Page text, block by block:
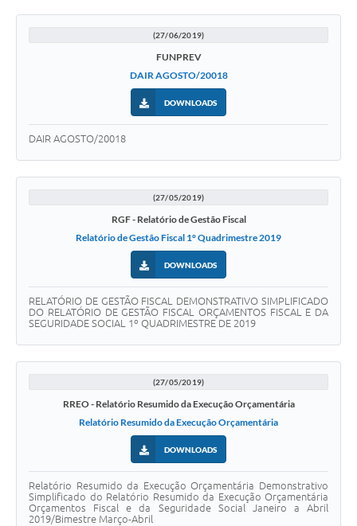
(27/06/2019)
FUNPREV
DAIR AGOSTO/20018
DOWNLOADS
DAIR AGOSTO/20018
(27/05/2019)
RGF - Relatório de Gestão Fiscal
Relatório de Gestão Fiscal 1° Quadrimestre 2019
DOWNLOADS
RELATÓRIO DE GESTÃO FISCAL DEMONSTRATIVO SIMPLIFICADO
DO RELATÓRIO DE GESTÃO FISCAL ORÇAMENTOS FISCAL E DA
SEGURIDADE SOCIAL 1º QUADRIMESTRE DE 2019
(27/05/2019)
RREO - Relatório Resumido da Execução Orçamentária
Relatório Resumido da Execução Orçamentária
DOWNLOADS
Relatório Resumido da Execução Orçamentária Demonstrativo
Simplificado do Relatório Resumido da Execução Orçamentária
Orçamentos Fiscal e da Seguridade Social Janeiro a Abril
2019/Bimestre Março-Abril